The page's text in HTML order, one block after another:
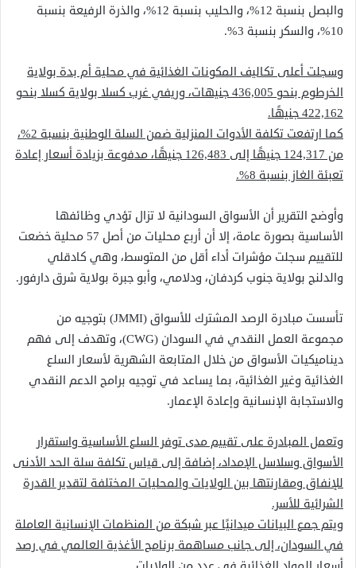
والبصل بنسبة 12%، والحليب بنسبة 12%، والذرة الرفيعة بنسبة
10%، والسكر بنسبة 3%.
وسجلت أعلى تكاليف المكونات الغذائية في محلية أم بدة بولاية
الخرطوم بنحو 436,005 جنيهات، وريفي غرب كسلا بولاية كسلا بنحو
422,162 جنيهًا.
كما ارتفعت تكلفة الأدوات المنزلية ضمن السلة الوطنية بنسبة 2%،
من 124,317 جنيهًا إلى 126,483 جنيهًا، مدفوعة بزيادة أسعار إعادة
تعبئة الغاز بنسبة 8%.
وأوضح التقرير أن الأسواق السودانية لا تزال تؤدي وظائفها
الأساسية بصورة عامة، إلا أن أربع محليات من أصل 57 محلية خضعت
للتقييم سجلت مؤشرات أداء أقل من المتوسط، وهي كادقلي
والدلنج بولاية جنوب كردفان، ودلامي، وأبو جبرة بولاية شرق دارفور.
تأسست مبادرة الرصد المشترك للأسواق (JMMI) بتوجيه من
مجموعة العمل النقدي في السودان (CWG)، وتهدف إلى فهم
ديناميكيات الأسواق من خلال المتابعة الشهرية لأسعار السلع
الغذائية وغير الغذائية، بما يساعد في توجيه برامج الدعم النقدي
والاستجابة الإنسانية وإعادة الإعمار.
وتعمل المبادرة على تقييم مدى توفر السلع الأساسية واستقرار
الأسواق وسلاسل الإمداد، إضافة إلى قياس تكلفة سلة الحد الأدنى
للإنفاق ومقارنتها بين الولايات والمحليات المختلفة لتقدير القدرة
الشرائية للأسر.
ويتم جمع البيانات ميدانيًا عبر شبكة من المنظمات الإنسانية العاملة
في السودان، إلى جانب مساهمة برنامج الأغذية العالمي في رصد